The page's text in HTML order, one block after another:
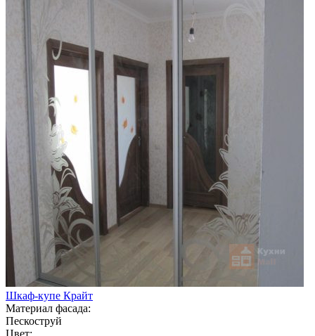
Шкаф-купе Крайт
Материал фасада:
Пескоструй
Цвет: